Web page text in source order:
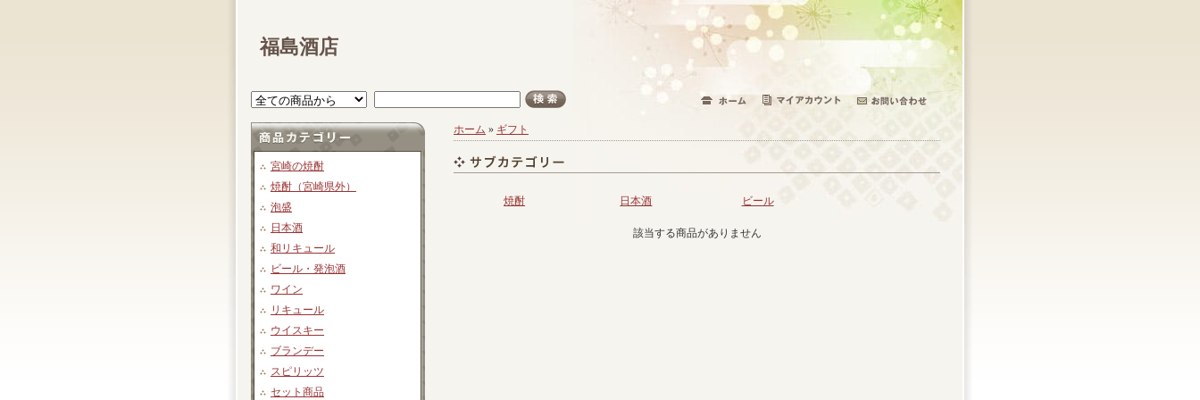
福島酒店
宮崎の焼酎
焼酎（宮崎県外）
泡盛
日本酒
和リキュール
ビール・発泡酒
ワイン
リキュール
ウイスキー
ブランデー
スピリッツ
セット商品
ホーム » ギフト
焼酎 日本酒 ビール
該当する商品がありません